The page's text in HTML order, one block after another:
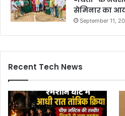
सेमिनार का
September 11,
Recent Tech News